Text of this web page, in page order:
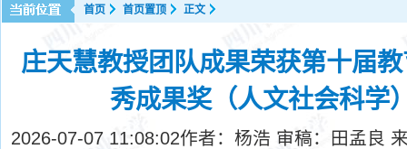
首页 首页置顶 正文
庄天慧教授团队成果荣获第十届
秀成果奖（人文社会科学
2026-07-07 11:08:02作者：杨浩 审稿：田孟良